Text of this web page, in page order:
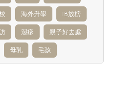
海外升學 IB放榜
濕疹 親子好去處
母乳 毛孩